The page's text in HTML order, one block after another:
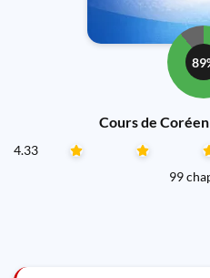
Cours de
4.33
99